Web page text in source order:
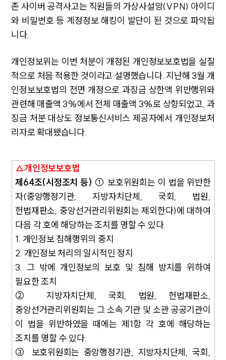
존 사이버 공격사고는 직원들의 가상사설망(VPN) 아이디
와 비밀번호 등 계정정보 해킹이 발단이 된 것으로 파악됩
니다.
개인정보위는 이번 처분이 개정된 개인정보보호법을 실질
적으로 처음 적용한 것이라고 설명했습니다. 지난해 3월 개
인정보보호법의 전면 개정으로 과징금 상한액 위반행위와
관련해 매출액 3%에서 전체 매출액 3%로 상향되었고, 과
징금 처분 대상도 정보통신서비스 제공자에서 개인정보처
리자로 확대됐습니다.
△개인정보보호법
제64조(시정조치 등) ① 보호위원회는 이 법을 위반한
자(중앙행정기관, 지방자치단체, 국회, 법원,
헌법재판소, 중앙선거관리위원회는 제외한다)에 대하여
다음 각 호에 해당하는 조치를 명할 수 있다.
1. 개인정보 침해행위의 중지
2. 개인정보 처리의 일시적인 정지
3. 그 밖에 개인정보의 보호 및 침해 방지를 위하여
필요한 조치
② 지방자치단체, 국회, 법원, 헌법재판소,
중앙선거관리위원회는 그 소속 기관 및 소관 공공기관이
이 법을 위반하였을 때에는 제1항 각 호에 해당하는
조치를 명할 수 있다.
③ 보호위원회는 중앙행정기관, 지방자치단체, 국회,